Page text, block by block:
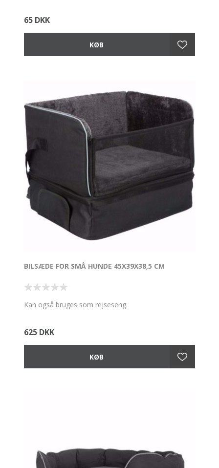
65 DKK
BILSÆDE FOR SMÅ HUNDE 45X39X38,5 CM
Kan også bruges som rejseseng.
625 DKK